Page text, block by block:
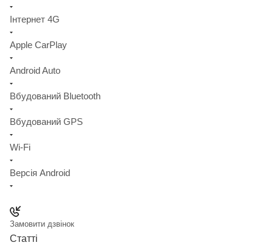
Інтернет 4G
Apple CarPlay
Android Auto
Вбудований Bluetooth
Вбудований GPS
Wi-Fi
Версія Android
Замовити дзвінок
Статті